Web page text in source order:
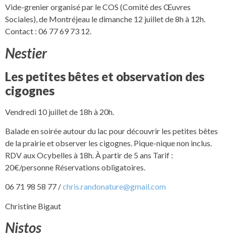
Vide-grenier organisé par le COS (Comité des Œuvres
Sociales), de Montréjeau le dimanche 12 juillet de 8h à 12h.
Contact : 06 77 69 73 12.
Nestier
Les petites bêtes et observation des
cigognes
Vendredi 10 juillet de 18h à 20h.
Balade en soirée autour du lac pour découvrir les petites bêtes
de la prairie et observer les cigognes. Pique-nique non inclus.
RDV aux Ocybelles à 18h. À partir de 5 ans Tarif :
20€/personne Réservations obligatoires.
06 71 98 58 77 /chris.randonature@gmail.com
Christine Bigaut
Nistos